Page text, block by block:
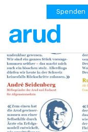
Spenden